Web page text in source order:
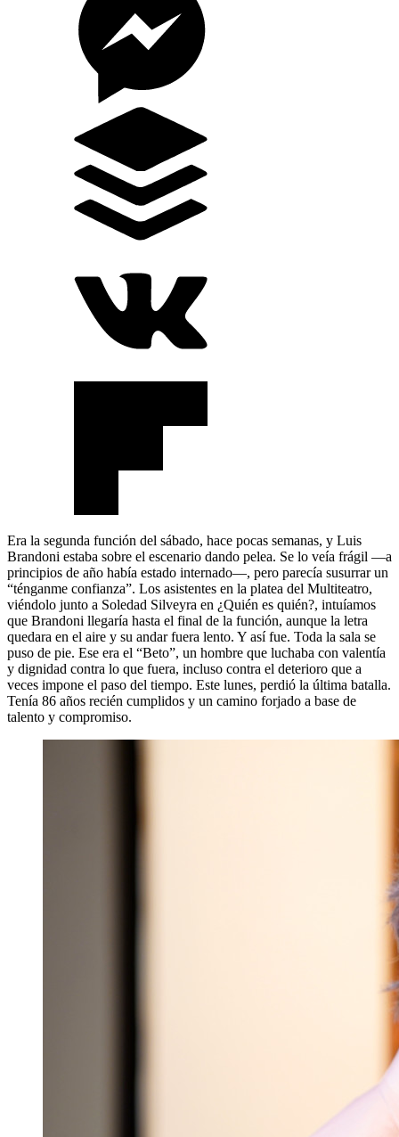
Era la segunda función del sábado, hace pocas semanas, y Luis
Brandoni estaba sobre el escenario dando pelea. Se lo veía frágil —a
principios de año había estado internado—, pero parecía susurrar un
“ténganme confianza”. Los asistentes en la platea del Multiteatro,
viéndolo junto a Soledad Silveyra en ¿Quién es quién?, intuíamos
que Brandoni llegaría hasta el final de la función, aunque la letra
quedara en el aire y su andar fuera lento. Y así fue. Toda la sala se
puso de pie. Ese era el “Beto”, un hombre que luchaba con valentía
y dignidad contra lo que fuera, incluso contra el deterioro que a
veces impone el paso del tiempo. Este lunes, perdió la última batalla.
Tenía 86 años recién cumplidos y un camino forjado a base de
talento y compromiso.